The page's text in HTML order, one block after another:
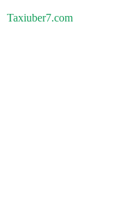
Taxiuber7.com